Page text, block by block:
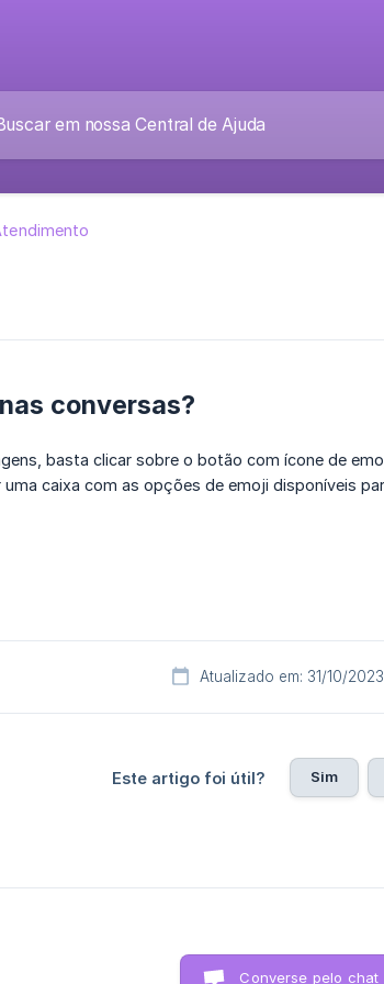
conversas?
basta clicar sobre o botão com ícone de
caixa com as opções de emoji disponíveis
Atualizado em: 31/10/2023
Este artigo foi útil? Sim
Converse pelo chat